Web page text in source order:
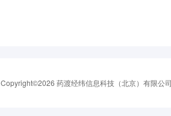
Copyright©2026 药渡经纬信息科技（北京）有限公